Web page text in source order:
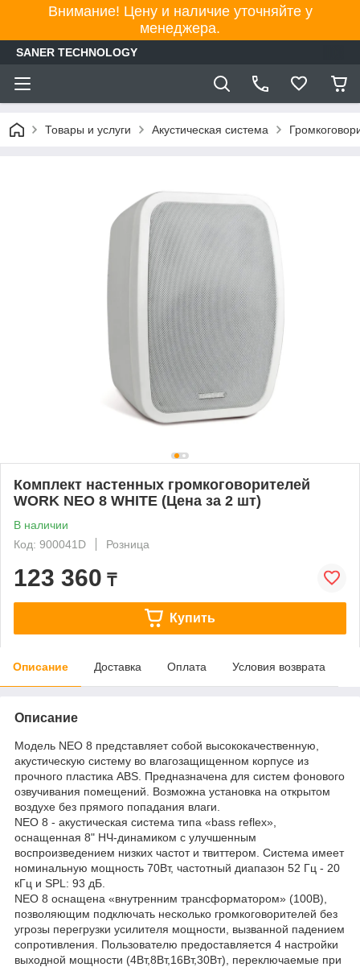
Внимание! Цену и наличие уточняйте у
менеджера.
SANER TECHNOLOGY
Товары и услуги Акустическая система
Комплект настенных громкоговорителей
WORK NEO 8 WHITE (Цена за 2 шт)
В наличии
Код: 900041D
Розница
123 360 ₸
Купить
Описание Доставка Оплата Условия возврата
Описание
Модель NEO 8 представляет собой высококачественную,
акустическую систему во влагозащищенном корпусе из
прочного пластика ABS. Предназначена для систем фонового
озвучивания помещений. Возможна установка на открытом
воздухе без прямого попадания влаги.
NEO 8 - акустическая система типа «bass reflex»,
оснащенная 8" НЧ-динамиком с улучшенным
воспроизведением низких частот и твиттером. Система имеет
номинальную мощность 70Вт, частотный диапазон 52 Гц - 20
кГц и SPL: 93 дБ.
NEO 8 оснащена «внутренним трансформатором» (100В),
позволяющим подключать несколько громкоговорителей без
угрозы перегрузки усилителя мощности, вызванной падением
сопротивления. Пользователю предоставляется 4 настройки
выходной мощности (4Вт,8Вт,16Вт,30Вт), переключаемые при